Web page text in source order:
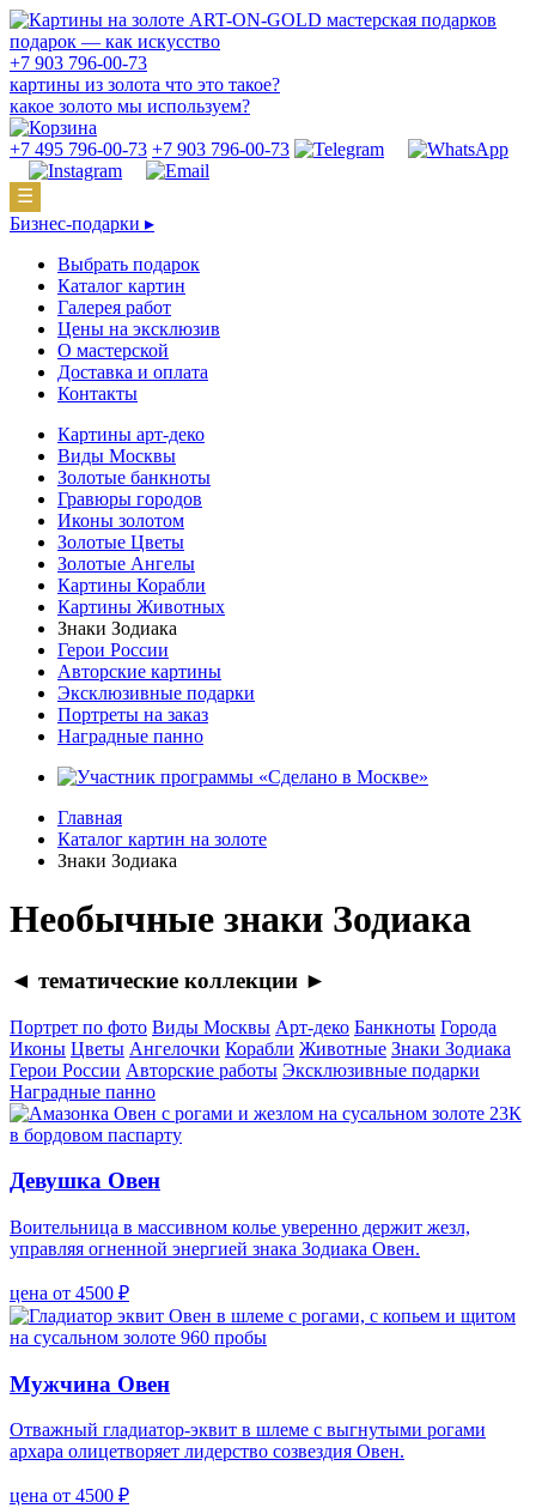
подарок — как искусство
+7 903 796-00-73
картины из золота что это такое?
какое золото мы используем?
+7 495 796-00-73 +7 903 796-00-73
☰
Бизнес-подарки ▸
Выбрать подарок
Каталог картин
Галерея работ
Цены на эксклюзив
О мастерской
Доставка и оплата
Контакты
Картины арт-деко
Виды Москвы
Золотые банкноты
Гравюры городов
Иконы золотом
Золотые Цветы
Золотые Ангелы
Картины Корабли
Картины Животных
Знаки Зодиака
Герои России
Авторские картины
Эксклюзивные подарки
Портреты на заказ
Наградные панно
Главная
Каталог картин на золоте
Знаки Зодиака
Необычные знаки Зодиака
◄ тематические коллекции ►
Портрет по фото Виды Москвы Арт-деко Банкноты Города
Иконы Цветы Ангелочки Корабли Животные Знаки Зодиака
Герои России Авторские работы Эксклюзивные подарки
Наградные панно
Девушка Овен
Воительница в массивном колье уверенно держит жезл,
управляя огненной энергией знака Зодиака Овен.
цена от 4500 ₽
Мужчина Овен
Отважный гладиатор-эквит в шлеме с выгнутыми рогами
архара олицетворяет лидерство созвездия Овен.
цена от 4500 ₽